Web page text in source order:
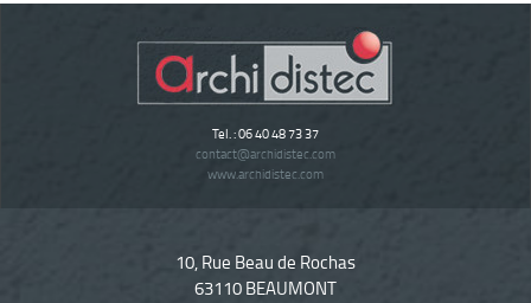
Tel. : 06 40 48 73 37
contact@archidistec.com
www.archidistec.com
10, Rue Beau de Rochas
63110 BEAUMONT